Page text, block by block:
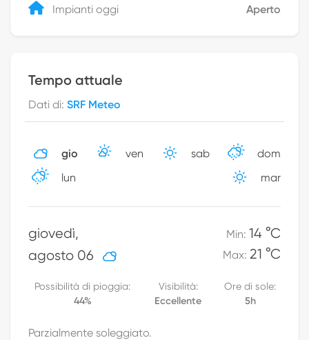
Impianti oggi Aperto
Tempo attuale
Dati di: SRF Meteo
gio ven sab
dom
lun
mar
giovedì,
agosto 06
Min: 14 °C
Max: 21 °C
Possibilità di pioggia:
44%
Visibilità:
Eccellente
Ore di sole:
5h
Parzialmente soleggiato.